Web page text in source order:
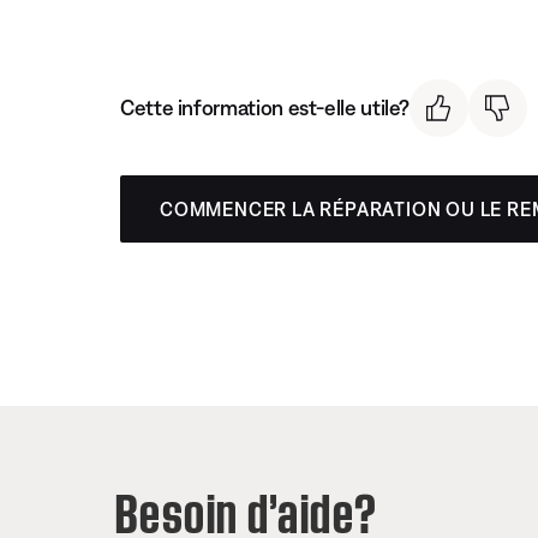
Cette information est-elle utile?
COMMENCER LA RÉPARATION OU LE
Besoin d’aide?